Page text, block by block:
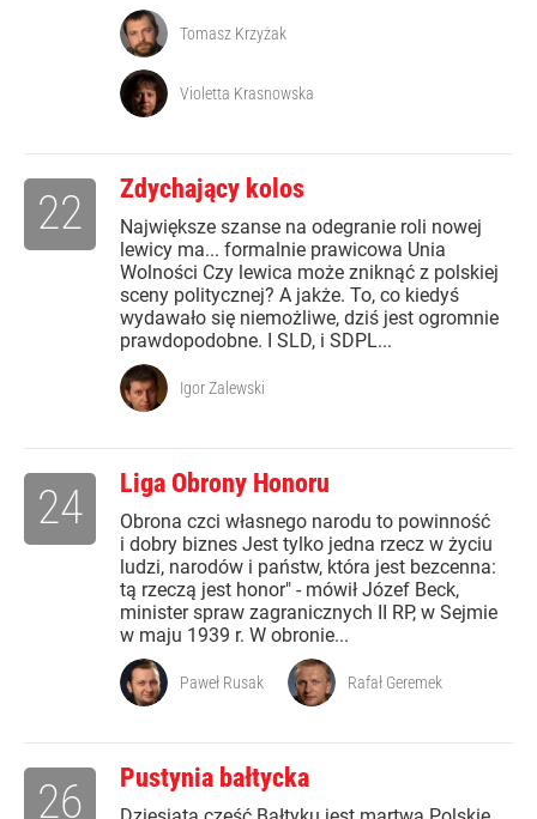
Tomasz Krzyżak
Violetta Krasnowska
Zdychający kolos
Największe szanse na odegranie roli nowej
lewicy ma... formalnie prawicowa Unia
Wolności Czy lewica może zniknąć z polskiej
sceny politycznej? A jakże. To, co kiedyś
wydawało się niemożliwe, dziś jest ogromnie
prawdopodobne. I SLD, i SDPL...
22
Igor Zalewski
Liga Obrony Honoru
Obrona czci własnego narodu to powinność
i dobry biznes Jest tylko jedna rzecz w życiu
ludzi, narodów i państw, która jest bezcenna:
tą rzeczą jest honor" - mówił Józef Beck,
minister spraw zagranicznych II RP, w Sejmie
w maju 1939 r. W obronie...
24
Paweł Rusak Rafał Geremek
Pustynia bałtycka
26